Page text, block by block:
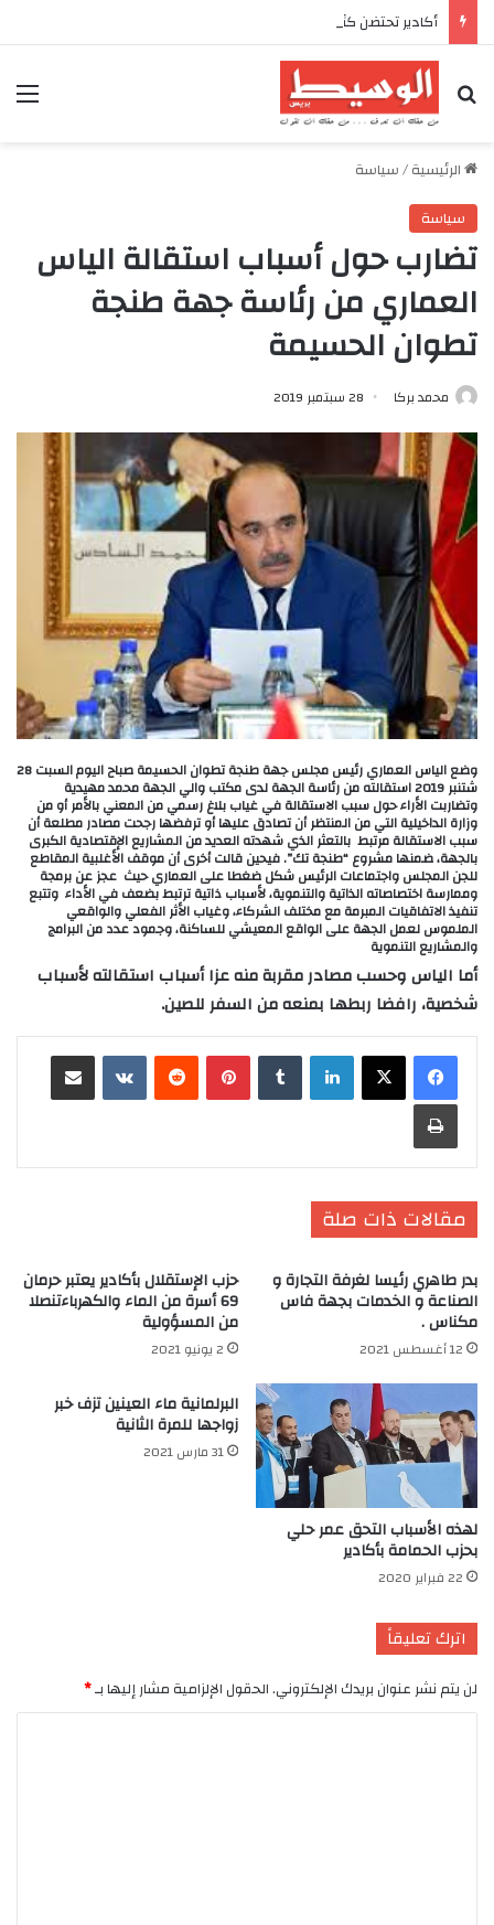
بحث عن
الرئيسية/سياسة
سياسة
تضارب حول أسباب استقالة الياس
العماري من رئاسة جهة طنجة
تطوان الحسيمة
محمد بركا 28 سبتمبر 2019
وضع الياس العماري رئيس مجلس جهة طنجة تطوان الحسيمة صباح اليوم السبت 28
شتنبر 2019 استقالته من رئاسة الجهة لدى مكتب والي الجهة محمد مهيدية
وتضاربت الأراء حول سبب الاستقالة في غياب بلاغ رسمي من المعني بالأمر أو من
وزارة الداخيلية التي من المنتظر أن تصادق عليها أو ترفضها رجحت مصادر مطلعة أن
سبب الاستقالة مرتبط بالتعثر الذي شهدته العديد من المشاريع الإقتصادية الكبرى
بالجهة، ضمنها مشروع “طنجة تك”. فيحين قالت أخرى أن موقف الأغلبية المقاطع
للجن المجلس واجتماعات الرئيس شكل ضغطا على العماري حيث عجز عن برمجة
وممارسة اختصاصاته الذاتية والتنموية، لأسباب ذاتية ترتبط بضعف في الأداء وتتبع
تنفيذ الاتفاقيات المبرمة مع مختلف الشركاء، وغياب الأثر الفعلي والواقعي
الملموس لعمل الجهة على الواقع المعيشي للساكنة، وجمود عدد من البرامج
والمشاريع التنموية
أما الياس وحسب مصادر مقربة منه عزا أسباب استقالته لأسباب
شخصية، رافضا ربطها بمنعه من السفر للصين.
لينكدإن بينتيريست
طباعة
مقالات ذات صلة
بدر طاهري رئيسا لغرفة التجارة و
الصناعة و الخدمات بجهة فاس
مكناس .
12 أغسطس 2021
حزب الإستقلال بأكادير يعتبر حرمان
69 أسرة من الماء والكهرباءتنصلا
من المسؤولية
2 يونيو 2021
لهذه الأسباب التحق عمر حلي
بحزب الحمامة بأكادير
22 فبراير 2020
البرلمانية ماء العينين تزف خبر
زواجها للمرة الثانية
31 مارس 2021
اترك تعليقاً
لن يتم نشر عنوان بريدك الإلكتروني.الحقول الإلزامية مشار إليها بـ*